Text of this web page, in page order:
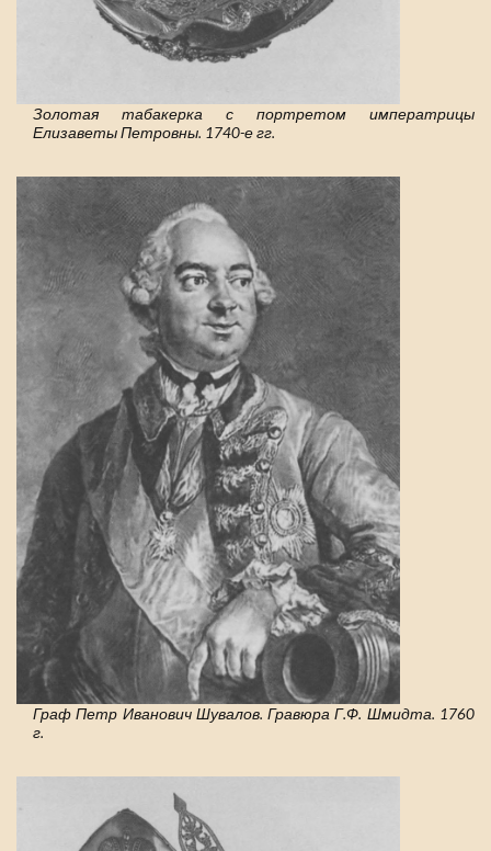
Золотая табакерка с портретом императрицы
Елизаветы Петровны. 1740-е гг.
Граф Петр Иванович Шувалов. Гравюра Г.Ф. Шмидта. 1760
г.